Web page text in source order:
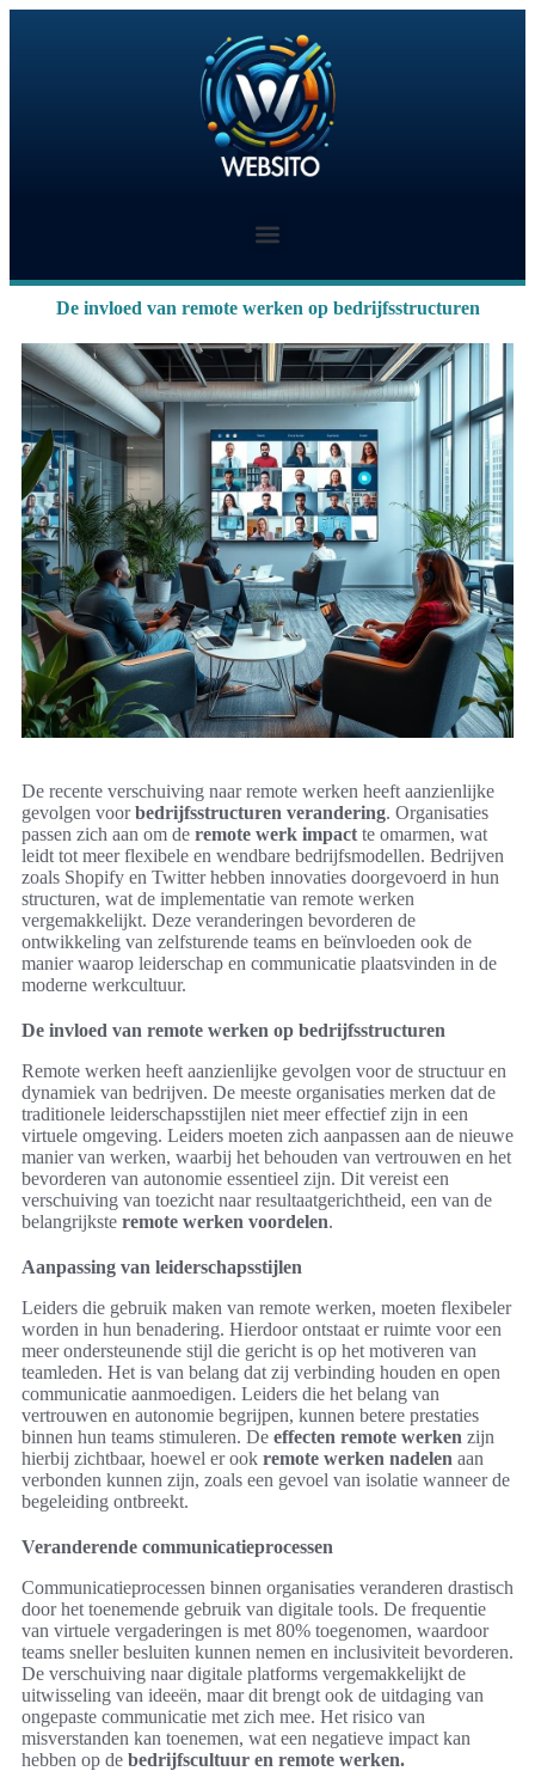
De invloed van remote werken op bedrijfsstructuren
De recente verschuiving naar remote werken heeft aanzienlijke
gevolgen voorbedrijfsstructuren verandering. Organisaties
passen zich aan om de remote werk impact te omarmen, wat
leidt tot meer flexibele en wendbare bedrijfsmodellen. Bedrijven
zoals Shopify en Twitter hebben innovaties doorgevoerd in hun
structuren, wat de implementatie van remote werken
vergemakkelijkt. Deze veranderingen bevorderen de
ontwikkeling van zelfsturende teams en beïnvloeden ook de
manier waarop leiderschap en communicatie plaatsvinden in de
moderne werkcultuur.
De invloed van remote werken op bedrijfsstructuren
Remote werken heeft aanzienlijke gevolgen voor de structuur en
dynamiek van bedrijven. De meeste organisaties merken dat de
traditionele leiderschapsstijlen niet meer effectief zijn in een
virtuele omgeving. Leiders moeten zich aanpassen aan de nieuwe
manier van werken, waarbij het behouden van vertrouwen en het
bevorderen van autonomie essentieel zijn. Dit vereist een
verschuiving van toezicht naar resultaatgerichtheid, een van de
belangrijkste remote werken voordelen.
Aanpassing van leiderschapsstijlen
Leiders die gebruik maken van remote werken, moeten flexibeler
worden in hun benadering. Hierdoor ontstaat er ruimte voor een
meer ondersteunende stijl die gericht is op het motiveren van
teamleden. Het is van belang dat zij verbinding houden en open
communicatie aanmoedigen. Leiders die het belang van
vertrouwen en autonomie begrijpen, kunnen betere prestaties
binnen hun teams stimuleren. De effecten remote werken zijn
hierbij zichtbaar, hoewel er ook remote werken nadelen aan
verbonden kunnen zijn, zoals een gevoel van isolatie wanneer de
begeleiding ontbreekt.
Veranderende communicatieprocessen
Communicatieprocessen binnen organisaties veranderen drastisch
door het toenemende gebruik van digitale tools. De frequentie
van virtuele vergaderingen is met 80% toegenomen, waardoor
teams sneller besluiten kunnen nemen en inclusiviteit bevorderen.
De verschuiving naar digitale platforms vergemakkelijkt de
uitwisseling van ideeën, maar dit brengt ook de uitdaging van
ongepaste communicatie met zich mee. Het risico van
misverstanden kan toenemen, wat een negatieve impact kan
hebben op de bedrijfscultuur en remote werken.